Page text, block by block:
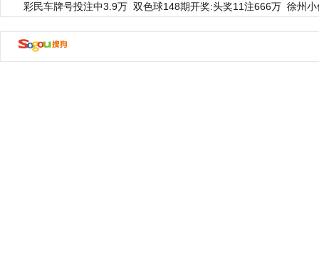
彩民车牌号投注中3.9万 双色球148期开奖:头奖11注666万 徐州